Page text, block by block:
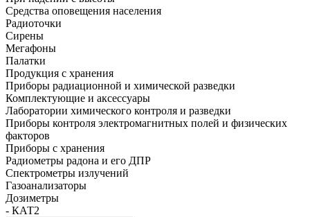
Средства оповещения населения
Радиоточки
Сирены
Мегафоны
Палатки
Продукция с хранения
Приборы радиационной и химической разведки
Комплектующие и аксессуары
Лаборатории химического контроля и разведки
Приборы контроля электромагнитных полей и физических
факторов
Приборы с хранения
Радиометры радона и его ДПР
Спектрометры излучений
Газоанализаторы
Дозиметры
- КАТ2